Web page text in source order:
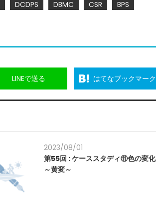
DCDPS DBMC CSR
BPS
LINEで送る はてなブックマーク
2023/08/01
第55回 : ケーススタディ⑪色の変化
～黄変～